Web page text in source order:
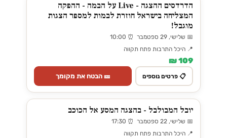
הדרדסים ההצגה - Live על הבמה - ההפקה
המצליחה בישראל חוזרת לבמות למספר הצגות
מוגבל!
📅 שלישי, 29 ספטמבר ⏰ 10:00
📍 היכל התרבות פתח תקווה
109 ₪
📋 פרטים נוספים 🎫 הבטח את מקומך
יובל המבולבל - בהצגה המסע אל הכוכב
📅 שלישי, 22 ספטמבר ⏰ 17:30
📍 היכל התרבות פתח תקווה